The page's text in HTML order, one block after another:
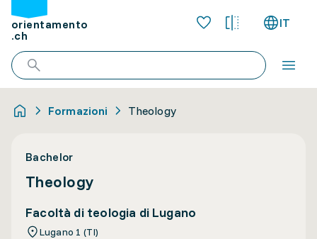
orientamento
.ch
IT
Formazioni Theology
Bachelor
Theology
Facoltà di teologia di Lugano
Lugano 1 (TI)